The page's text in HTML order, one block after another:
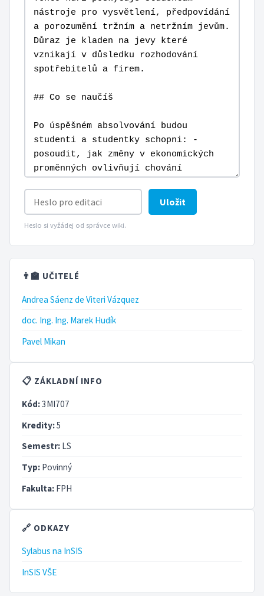
Uložit
Heslo si vyžádej od správce wiki.
👨‍🏫 UČITELÉ
Andrea Sáenz de Viteri Vázquez
doc. Ing. Ing. Marek Hudík
Pavel Mikan
📋 ZÁKLADNÍ INFO
Kód:3MI707
Kredity:5
Semestr: LS
Typ: Povinný
Fakulta: FPH
🔗 ODKAZY
Sylabus na InSIS
InSIS VŠE